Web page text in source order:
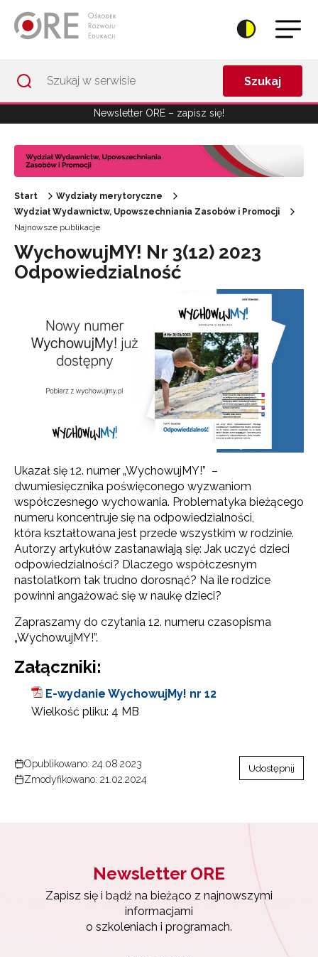
Szukaj
Newsletter ORE – zapisz się!
Start
Wydziały merytoryczne
Wydział Wydawnictw, Upowszechniania Zasobów i Promocji
Najnowsze publikacje
WychowujMY! Nr 3(12) 2023
Odpowiedzialność
Ukazał się 12. numer „WychowujMY!” –
dwumiesięcznika poświęconego wyzwaniom
współczesnego wychowania. Problematyka bieżącego
numeru koncentruje się na odpowiedzialności,
która kształtowana jest przede wszystkim w rodzinie.
Autorzy artykułów zastanawiają się: Jak uczyć dzieci
odpowiedzialności? Dlaczego współczesnym
nastolatkom tak trudno dorosnąć? Na ile rodzice
powinni angażować się w naukę dzieci?
Zapraszamy do czytania 12. numeru czasopisma
„WychowujMY!”.
Załączniki:
E-wydanie WychowujMy! nr 12
Wielkość pliku: 4 MB
Opublikowano: 24.08.2023
Zmodyfikowano: 21.02.2024
Udostępnij
Newsletter ORE
Zapisz się i bądź na bieżąco z najnowszymi
informacjami
o szkoleniach i programach.